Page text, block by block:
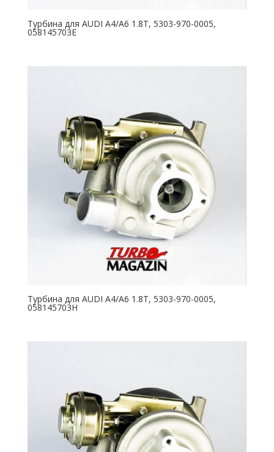
Турбина для AUDI A4/A6 1.8T, 5303-970-0005,
058145703E
Турбина для AUDI A4/A6 1.8T, 5303-970-0005,
058145703H